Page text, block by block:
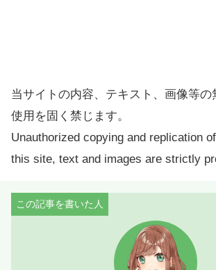
当サイトの内容、テキスト、画像等
使用を固く禁じます。
Unauthorized copying and replication
this site, text and images are strictly